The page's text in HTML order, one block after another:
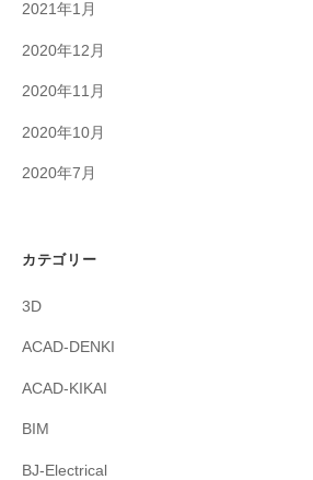
2021年1月
2020年12月
2020年11月
2020年10月
2020年7月
カテゴリー
3D
ACAD-DENKI
ACAD-KIKAI
BIM
BJ-Electrical